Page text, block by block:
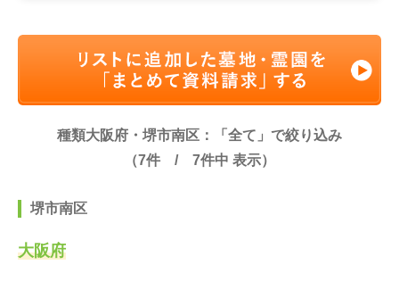
種類大阪府・堺市南区：「全て」で絞り込み
（7件 / 7件中 表示）
堺市南区
大阪府